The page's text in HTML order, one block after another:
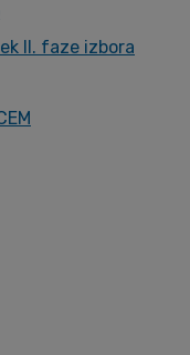
II. faze izbora